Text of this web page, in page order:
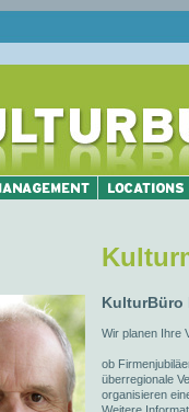
KulturBüro
Wir planen Ihre
ob
überregionale
organisieren